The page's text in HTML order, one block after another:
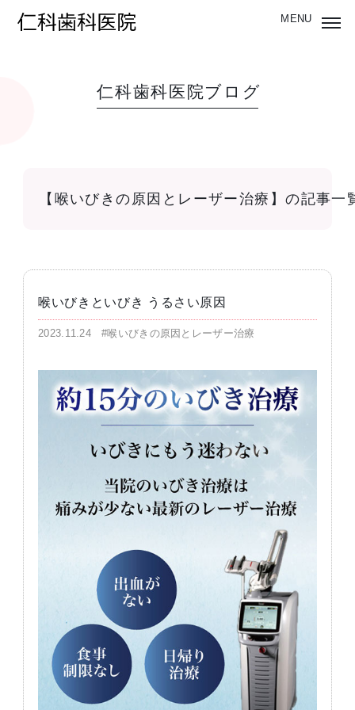
仁科歯科医院ブログ
【喉いびきの原因とレーザー治療】の記事一
喉いびきといびき うるさい原因
2023.11.24#喉いびきの原因とレーザー治療